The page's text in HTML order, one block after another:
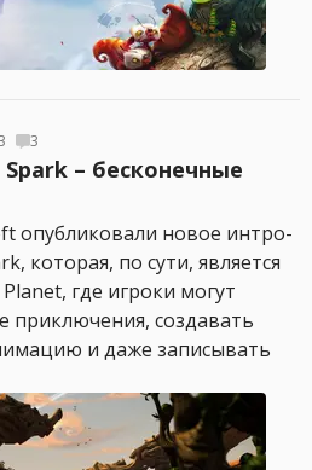
3
– бесконечные
опубликовали новое интро-
которая, по сути, является
где игроки могут
приключения, создавать
и даже записывать